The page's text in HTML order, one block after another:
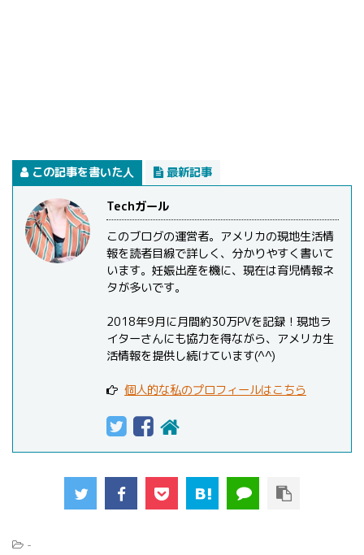
この記事を書いた人 最新記事
Techガール
このブログの運営者。アメリカの現地生活情
報を読者目線で詳しく、分かりやすく書いて
います。妊娠出産を機に、現在は育児情報ネ
タが多いです。
2018年9月に月間約30万PVを記録！現地ラ
イターさんにも協力を得ながら、アメリカ生
活情報を提供し続けています(^^)
個人的な私のプロフィールはこちら
-